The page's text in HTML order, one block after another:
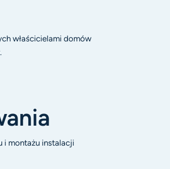
właścicielami domów
i montażu instalacji